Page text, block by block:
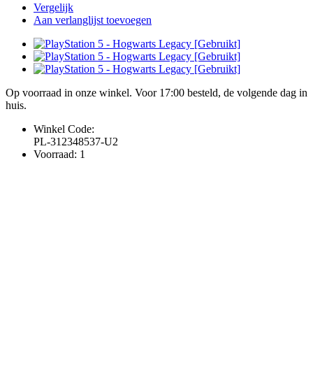
Vergelijk
Aan verlanglijst toevoegen
Op voorraad in onze winkel. Voor 17:00 besteld, de volgende dag in
huis.
Winkel Code:
PL-312348537-U2
Voorraad: 1